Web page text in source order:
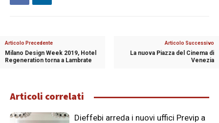
Articolo Precedente
Milano Design Week 2019, Hotel
Regeneration torna a Lambrate
Articolo Successivo
La nuova Piazza del Cinema di
Venezia
Articoli correlati
Dieffebi arreda i nuovi uffici Previp a